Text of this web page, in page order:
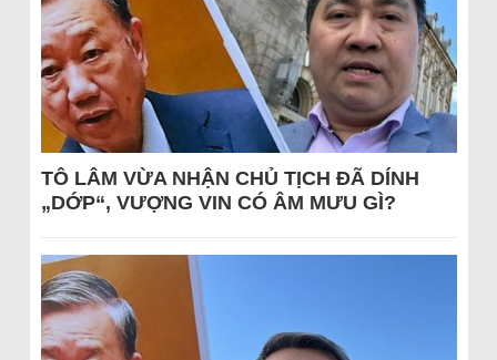
TÔ LÂM VỪA NHẬN CHỦ TỊCH ĐÃ DÍNH
„DỚP“, VƯỢNG VIN CÓ ÂM MƯU GÌ?